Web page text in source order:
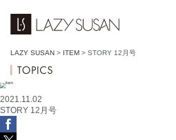
LAZY SUSAN > ITEM > STORY 12月号
2021.11.02
STORY 12月号